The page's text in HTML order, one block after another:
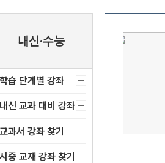
내신·수능
학습 단계별 강좌
내신 교과 대비 강좌
교과서 강좌 찾기
시중 교재 강좌 찾기